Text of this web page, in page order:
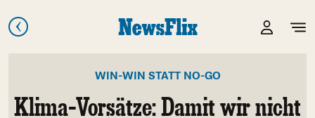
WIN-WIN STATT NO-GO
Klima-Vorsätze: Damit wir nicht